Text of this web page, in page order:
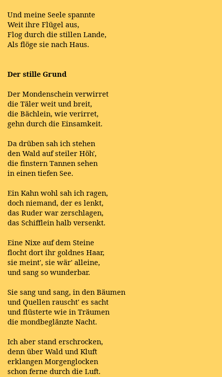
Und meine Seele spannte
Weit ihre Flügel aus,
Flog durch die stillen Lande,
Als flöge sie nach Haus.
Der stille Grund
Der Mondenschein verwirret
die Täler weit und breit,
die Bächlein, wie verirret,
gehn durch die Einsamkeit.
Da drüben sah ich stehen
den Wald auf steiler Höh',
die finstern Tannen sehen
in einen tiefen See.
Ein Kahn wohl sah ich ragen,
doch niemand, der es lenkt,
das Ruder war zerschlagen,
das Schifflein halb versenkt.
Eine Nixe auf dem Steine
flocht dort ihr goldnes Haar,
sie meint', sie wär' alleine,
und sang so wunderbar.
Sie sang und sang, in den Bäumen
und Quellen rauscht' es sacht
und flüsterte wie in Träumen
die mondbeglänzte Nacht.
Ich aber stand erschrocken,
denn über Wald und Kluft
erklangen Morgenglocken
schon ferne durch die Luft.